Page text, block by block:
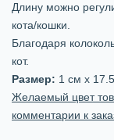
Длину можно
кота/кошки.
Благодаря
кот.
Размер: 1 см х
Желаемый цвет
комментарии к